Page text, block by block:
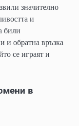
значително
и
били
и обратна връзка
се играят и
в